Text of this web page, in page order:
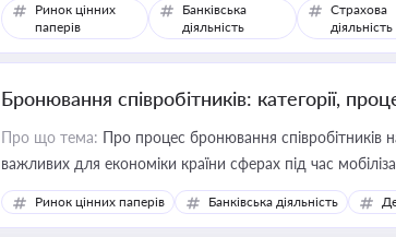
Ринок цінних
паперів
Банківська
діяльність
Страхова
діяльність
Бронювання співробітників: категорії,
Про що тема: Про процес бронювання співробітників
важливих для економіки країни сферах під час
Ринок цінних паперів Банківська діяльність